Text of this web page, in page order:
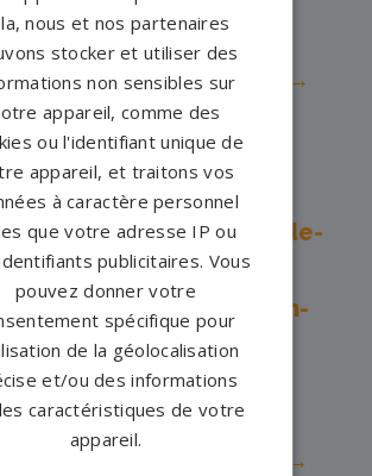
funèbres -
Marennes→
funèbres -ROCHEFORT→
funèbres -Royan→
funèbres - Saint-Jean-
d'Angély→
- Saint-Martin-de-
Ré→
funèbres - Saint-Romain-
de-Benet→
funèbres - Saintes→
funèbres - Saujon→
-
ST SAVINIEN→
nous et nos partenaires
stocker et utiliser des
non sensibles sur
appareil, comme des
ou l'identifiant unique de
appareil, et traitons vos
à caractère personnel
que votre adresse IP ou
publicitaires. Vous
pouvez donner votre
spécifique pour
de la géolocalisation
et/ou des informations
caractéristiques de votre
appareil.